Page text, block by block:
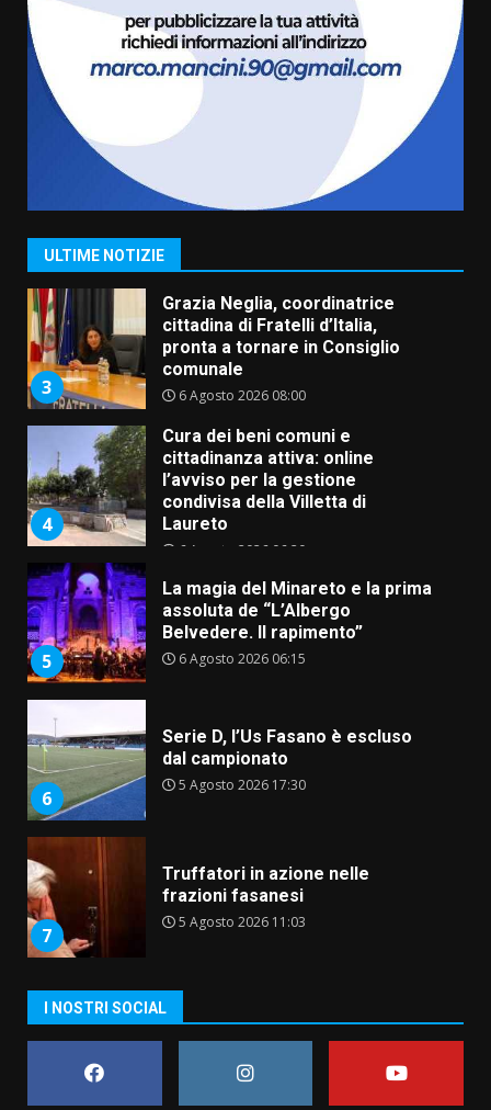
ULTIME NOTIZIE
Fasanese ferito a colpi di arma
da fuoco
6 Agosto 2026 18:13
2
Carta d’identità: continua il piano
di aperture straordinarie del
3
Grazia Neglia, coordinatrice
cittadina di Fratelli d’Italia,
pronta a tornare in Consiglio
comunale
6 Agosto 2026 08:00
4
Cura dei beni comuni e
cittadinanza attiva: online
l’avviso per la gestione
condivisa della Villetta di
Laureto
6 Agosto 2026 06:20
5
La magia del Minareto e la prima
assoluta de “L’Albergo
Belvedere. Il rapimento”
6 Agosto 2026 06:15
6
Serie D, l’Us Fasano è escluso
dal campionato
5 Agosto 2026 17:30
7
Truffatori in azione nelle
frazioni fasanesi
5 Agosto 2026 11:03
Fasanese ferito a colpi di arma
I NOSTRI SOCIAL